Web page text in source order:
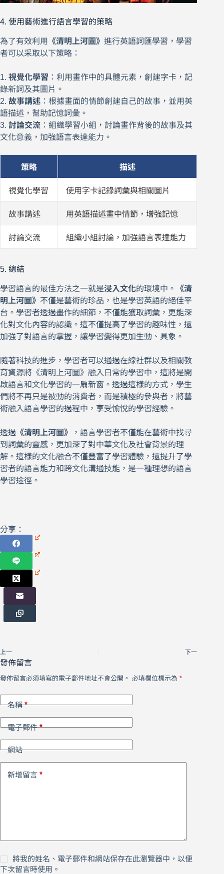
4. 使用藝術進行語言學習的策略
為了有效利用 《清明上河圖》 進行英語詞匯學習，學習
者可以采取以下策略：
1. 視覺化學習 ：利用畫作中的具體元素，創建字卡，記
錄新詞及其圖片。
2. 故事講述 ：根據畫面的情節創建自己的故事，並用英
語描述，幫助記憶詞彙。
3. 討論交流 ：組織學習小組，討論畫作背後的故事及其
文化意義，加強語言表達能力。
策略 描述
視覺化學習 使用字卡記錄詞彙與相關圖片
故事講述 用英語描述畫中情節，增強記憶
討論交流 組織小組討論，加強語言表達能力
5. 總結
學習語言的最佳方法之一就是浸入文化的環境中。
《清
明上河圖》 不僅是藝術的珍品，也是學習英語的絕佳平
台。學習者透過畫作的細節，不僅能獲取詞彙，更能深
化對文化內容的認識。這不僅提高了學習的趣味性，還
加強了對語言的掌握，讓學習變得更加生動、具象。
隨著科技的進步，學習者可以通過在線社群以及相關教
育資源將《清明上河圖》融入日常的學習中，這將是開
啟語言和文化學習的一扇新窗。透過這樣的方式，學生
們將不再只是被動的消費者，而是積極的參與者，將藝
術融入語言學習的過程中，享受愉悅的學習經驗。
透過 《清明上河圖》
，語言學習者不僅能在藝術中找尋
到詞彙的靈感，更加深了對中華文化及社會背景的理
解。這樣的文化融合不僅豐富了學習體驗，還提升了學
習者的語言能力和跨文化溝通技能，是一種理想的語言
學習途徑。
分享：
上一 下一
發佈留言
發佈留言必須填寫的電子郵件地址不會公開。 必填欄位標示為 *
名稱*
電子郵件*
網站
新增留言 *
將我的姓名、電子郵件和網站保存在此瀏覽器中，以便
下次留言時使用。